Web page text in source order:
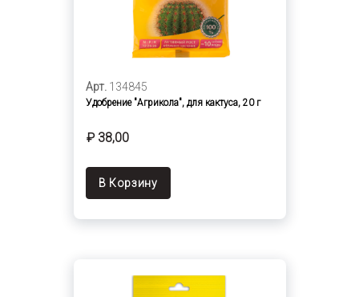
Арт. 134845
Удобрение "Агрикола", для кактуса, 20 г
₽ 38,00
В Корзину